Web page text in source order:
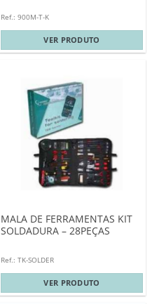
Ref.: 900M-T-K
VER PRODUTO
MALA DE FERRAMENTAS KIT
SOLDADURA – 28PEÇAS
Ref.: TK-SOLDER
VER PRODUTO